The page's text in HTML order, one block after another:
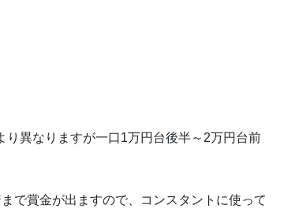
異なりますが一口1万円台後半～2万円台前
で賞金が出ますので、コンスタントに使って